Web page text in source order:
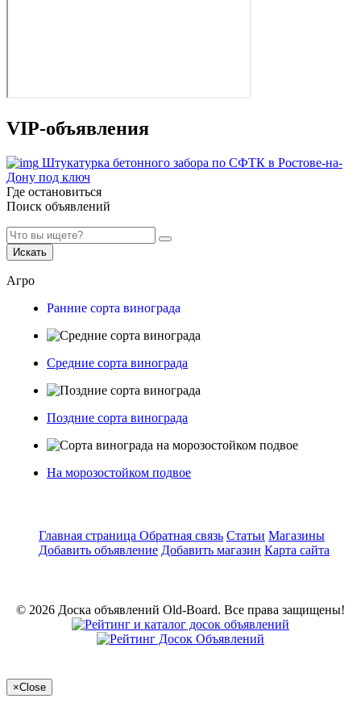
VIP-объявления
Штукатурка бетонного забора по СФТК в Ростове-на-
Дону под ключ
Где остановиться
Поиск объявлений
Искать
Агро
Ранние сорта винограда
Средние сорта винограда
Поздние сорта винограда
На морозостойком подвое
Главная страница Обратная связь Статьи Магазины
Добавить объявление Добавить магазин Карта сайта
© 2026 Доска объявлений Old-Board. Все права защищены!
×Close